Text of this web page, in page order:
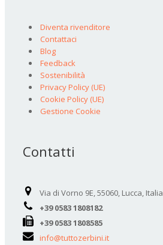
Diventa rivenditore
Contattaci
Blog
Feedback
Sostenibilità
Privacy Policy (UE)
Cookie Policy (UE)
Gestione Cookie
Contatti
Via di Vorno 9E, 55060, Lucca, Italia
+39 0583 1808182
+39 0583 1808585
info@tuttozerbini.it